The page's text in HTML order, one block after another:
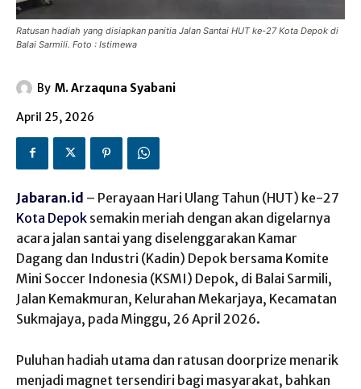
Ratusan hadiah yang disiapkan panitia Jalan Santai HUT ke-27 Kota Depok di
Balai Sarmili. Foto : Istimewa
By M. Arzaquna Syabani
April 25, 2026
Jabaran.id – Perayaan Hari Ulang Tahun (HUT) ke-27
Kota Depok semakin meriah dengan akan digelarnya
acara jalan santai yang diselenggarakan Kamar
Dagang dan Industri (Kadin) Depok bersama Komite
Mini Soccer Indonesia (KSMI) Depok, di Balai Sarmili,
Jalan Kemakmuran, Kelurahan Mekarjaya, Kecamatan
Sukmajaya, pada Minggu, 26 April 2026.
Puluhan hadiah utama dan ratusan doorprize menarik
menjadi magnet tersendiri bagi masyarakat, bahkan